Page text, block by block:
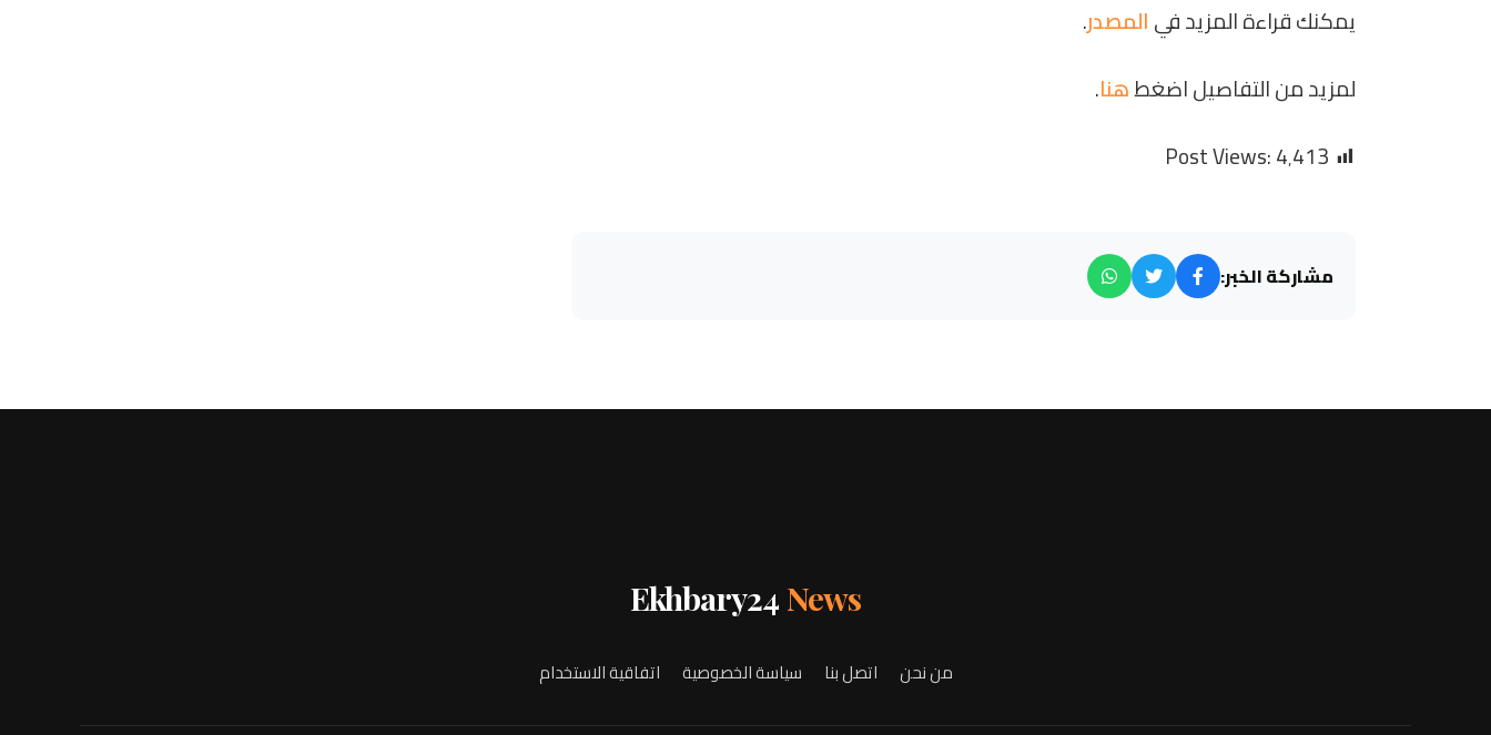
يمكنك قراءة المزيد فيالمصدر.
لمزيد من التفاصيل اضغطهنا.
Post Views:4٬413
مشاركة الخبر:
Ekhbary24 News
من نحن اتصل بنا سياسة الخصوصية اتفاقية الاستخدام